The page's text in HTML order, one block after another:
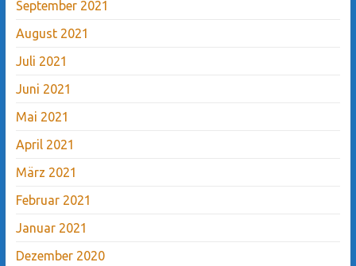
September 2021
August 2021
Juli 2021
Juni 2021
Mai 2021
April 2021
März 2021
Februar 2021
Januar 2021
Dezember 2020